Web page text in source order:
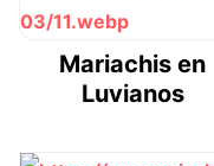
Mariachis en
Luvianos